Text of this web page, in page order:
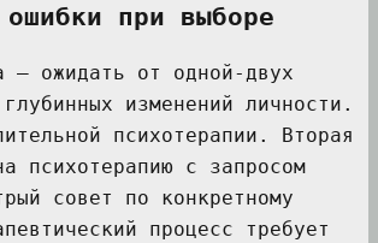
ошибки при выборе
— ожидать от одной-двух
изменений личности.
психотерапии. Вторая
психотерапию с запросом
совет по конкретному
процесс требует